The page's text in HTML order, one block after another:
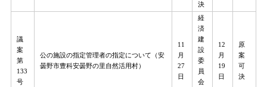
決
議
案
第
133
号
公の施設の指定管理者の指定について（安
曇野市豊科安曇野の里自然活用村）
11
月
27
日
経
済
建
設
委
員
会
12
月
19
日
原
案
可
決